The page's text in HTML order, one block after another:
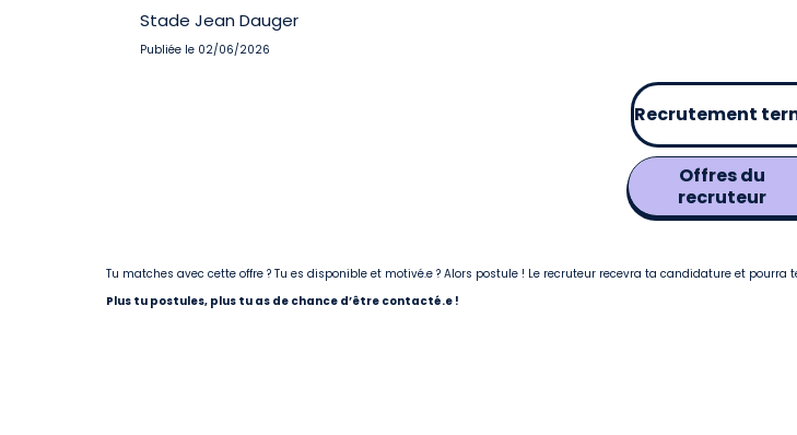
Stade Jean Dauger
Publiée le 02/06/2026
Recrutement
Offres du
recruteur
Tu matches avec cette offre ? Tu es disponible et motivé.e ? Alors postule ! Le recruteur recevra ta candidature et
Plus tu postules, plus tu as de chance d’être contacté.e !